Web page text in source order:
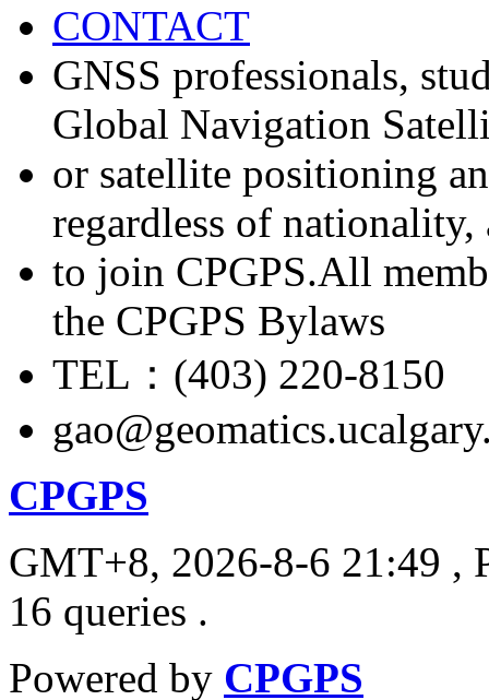
CONTACT
GNSS professionals,
Global Navigation
or satellite positioning
regardless of nationality,
to join CPGPS.All
the CPGPS Bylaws
TEL：(403) 220-8150
CPGPS
GMT+8, 2026-8-6 21:49 ,
16 queries .
Powered by CPGPS